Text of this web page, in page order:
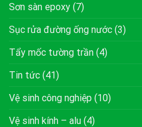
Sơn sàn epoxy (7)
Sục rửa đường ống nước (3)
Tẩy mốc tường trần (4)
Tin tức (41)
Vệ sinh công nghiệp (10)
Vệ sinh kính – alu (4)